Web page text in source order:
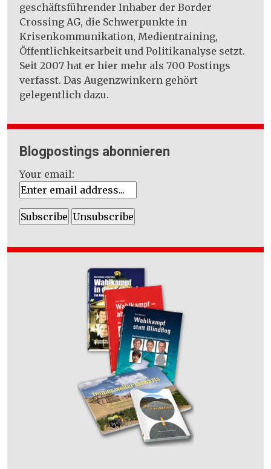
geschäftsführender Inhaber der Border
Crossing AG, die Schwerpunkte in
Krisenkommunikation, Medientraining,
Öffentlichkeitsarbeit und Politikanalyse setzt.
Seit 2007 hat er hier mehr als 700 Postings
verfasst. Das Augenzwinkern gehört
gelegentlich dazu.
Blogpostings abonnieren
Your email: